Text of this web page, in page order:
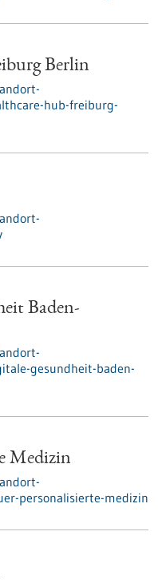
Berlin
hub-freiburg-
Baden-
gesundheit-baden-
Medizin
personalisierte-medizin